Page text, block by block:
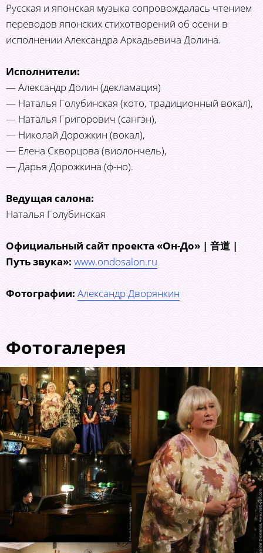
Русская и японская музыка сопровождалась чтением
переводов японских стихотворений об осени в
исполнении Александра Аркадьевича Долина.
Исполнители:
— Александр Долин (декламация)
— Наталья Голубинская (кото, традиционный вокал),
— Наталья Григорович (сангэн),
— Николай Дорожкин (вокал),
— Елена Скворцова (виолончель),
— Дарья Дорожкина (ф-но).
Ведущая салона:
Наталья Голубинская
Официальный сайт проекта «Он-До» | 音道 |
Путь звука»: www.ondosalon.ru
Фотографии: Александр Дворянкин
Фотогалерея